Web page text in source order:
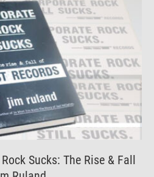
Sucks: The Rise & Fall